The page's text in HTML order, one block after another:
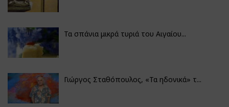
Τα σπάνια μικρά τυριά του Αιγαίου...
Γιώργος Σταθόπουλος, «Τα ηδονικά» τ...